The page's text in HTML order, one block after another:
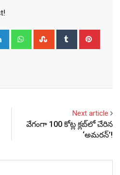
LinkedIn WhatsappStumbleUpon
Tumblr
Next article
వేగంగా 100 కోట్ల క్లబ్‌లో చేరిన
‘అమరన్’!